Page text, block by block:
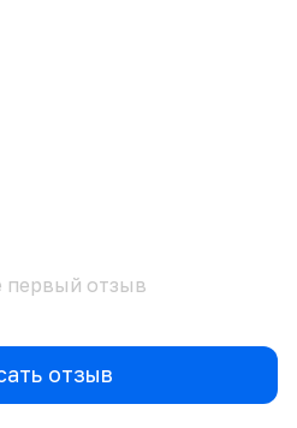
первый отзыв
отзыв